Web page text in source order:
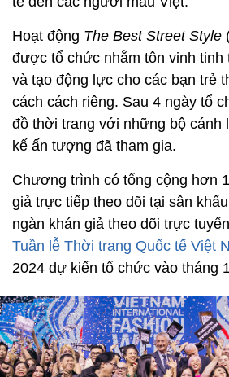
Hoạt động The Best Street Style
được tổ chức nhằm tôn vinh tinh
và tạo động lực cho các bạn trẻ
cách cách riêng. Sau 4 ngày tổ
đồ thời trang với những bộ cánh
kế ấn tượng đã tham gia.
Chương trình có tổng cộng hơn
giả trực tiếp theo dõi tại sân
ngàn khán giả theo dõi trực
Tuần lễ Thời trang Quốc tế Việt
2024 dự kiến tổ chức vào tháng